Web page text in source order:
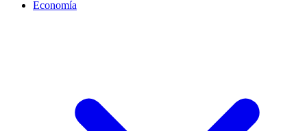
Economía